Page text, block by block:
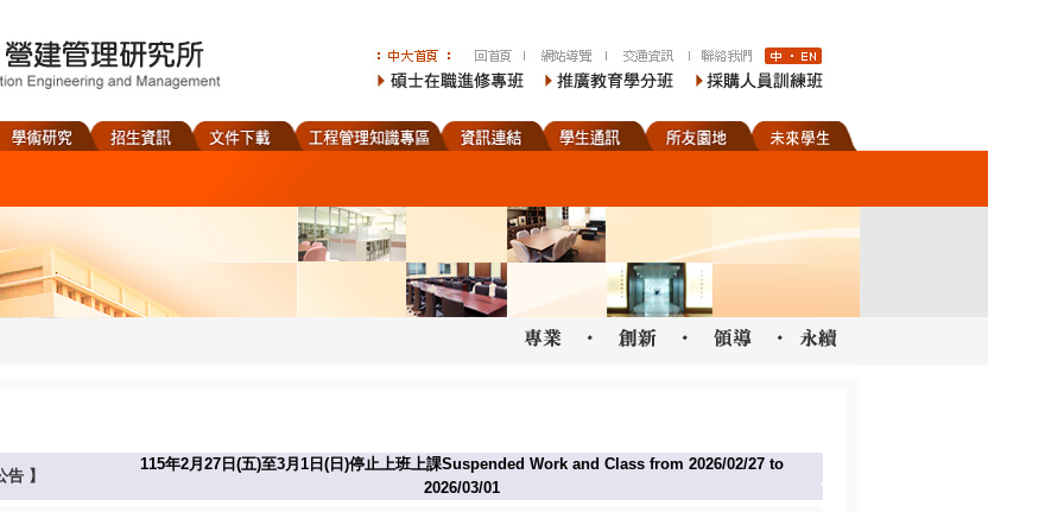
告 】
115年2月27日(五)至3月1日(日)停止上班上課Suspended Work and Class from 2026/02/27 to
2026/03/01